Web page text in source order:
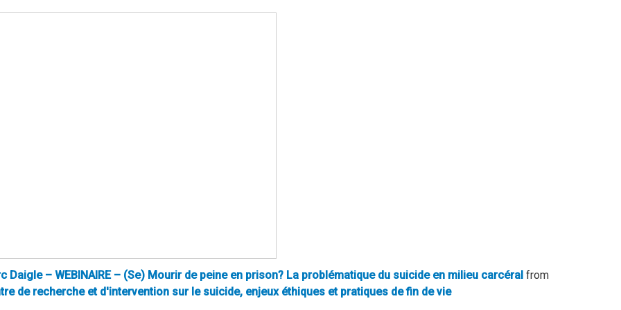
Daigle – WEBINAIRE – (Se) Mourir de peine en prison? La problématique du suicide en milieu carcéral from
de recherche et d'intervention sur le suicide, enjeux éthiques et pratiques de fin de vie